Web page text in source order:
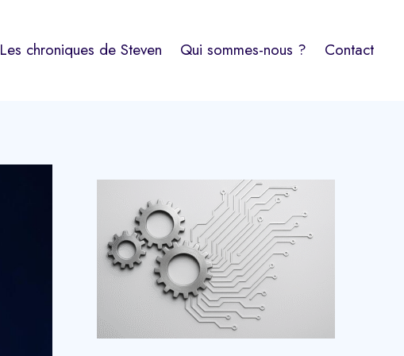
Les chroniques de Steven Qui sommes-nous ? Contact